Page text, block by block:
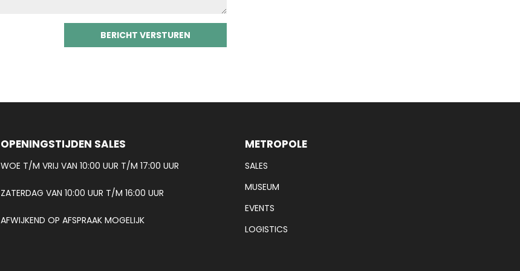
OPENINGSTIJDEN SALES
WOE T/M VRIJ VAN 10:00 UUR T/M 17:00 UUR
ZATERDAG VAN 10:00 UUR T/M 16:00 UUR
AFWIJKEND OP AFSPRAAK MOGELIJK
METROPOLE
SALES
MUSEUM
EVENTS
LOGISTICS